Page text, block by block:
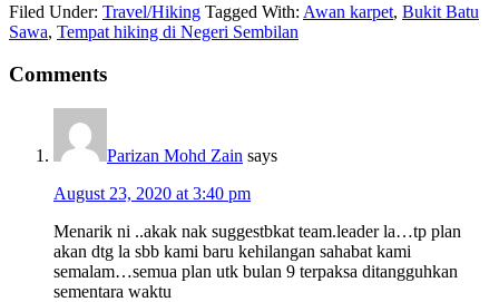
Filed Under: Travel/Hiking Tagged With: Awan karpet, Bukit Batu
Sawa, Tempat hiking di Negeri Sembilan
Comments
Parizan Mohd Zain says
August 23, 2020 at 3:40 pm
Menarik ni ..akak nak suggestbkat team.leader la…tp plan
akan dtg la sbb kami baru kehilangan sahabat kami
semalam…semua plan utk bulan 9 terpaksa ditangguhkan
sementara waktu